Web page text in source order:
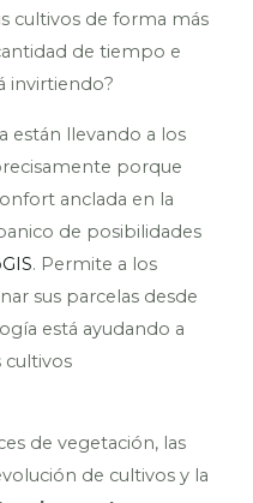
cultivos de forma más
de tiempo e
invirtiendo?
están llevando a los
porque
anclada en la
de posibilidades
. Permite a los
sus parcelas desde
está ayudando a
cultivos
de vegetación, las
de cultivos y la